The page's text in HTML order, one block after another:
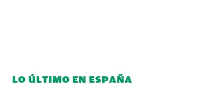
LO ÚLTIMO EN ESPAÑA